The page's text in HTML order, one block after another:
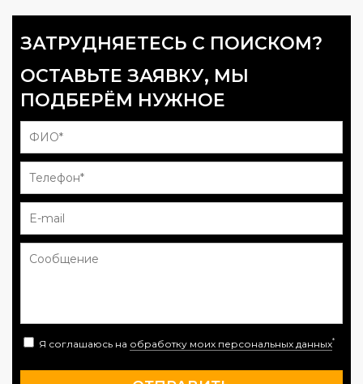
ЗАТРУДНЯЕТЕСЬ С ПОИСКОМ?
ОСТАВЬТЕ ЗАЯВКУ, МЫ
ПОДБЕРЁМ НУЖНОЕ
Я соглашаюсь на обработку моих персональных данных*